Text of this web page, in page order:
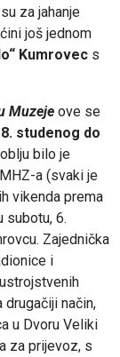
za jahanje
još jednom
Kumrovec s
Muzeje ove se
studenog do
bilo je
a (svaki je
vikenda prema
subotu, 6.
Zajednička
i
način,
u Dvoru Veliki
za prijevoz, s